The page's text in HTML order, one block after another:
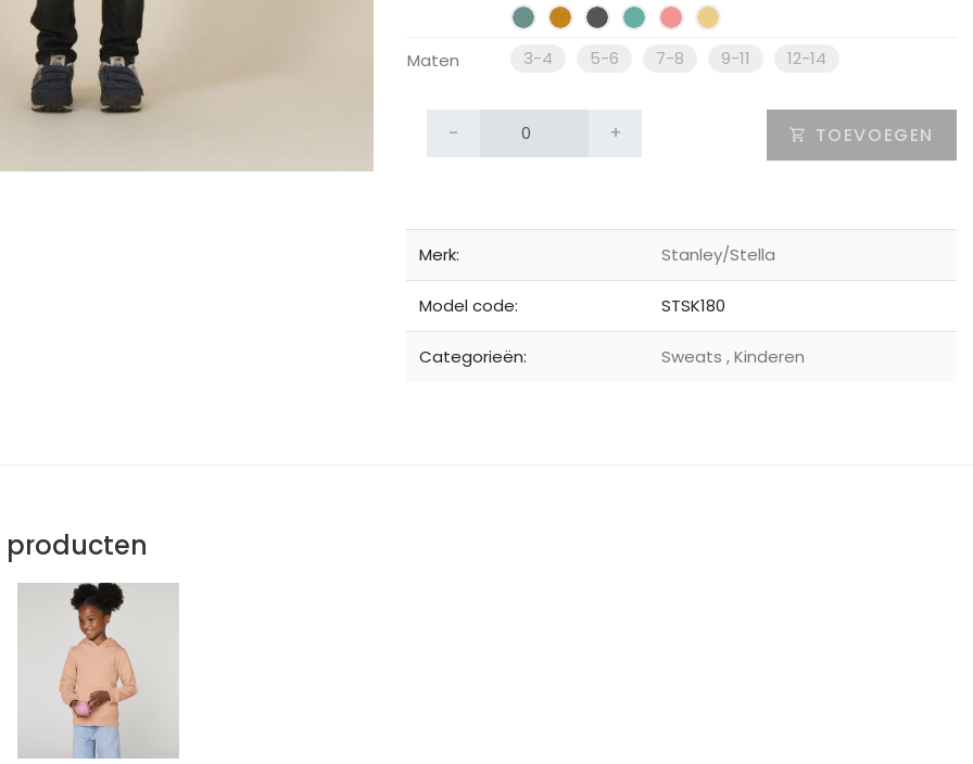
Maten 3-4 5-6 7-8 9-11 12-14
- + TOEVOEGEN
Merk: Stanley/Stella
Model code: STSK180
Categorieën: Sweats ,Kinderen
producten